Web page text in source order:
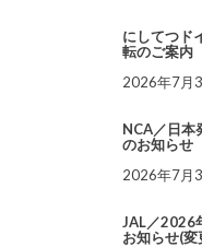
にしてつド
転のご案内
2026年7月
NCA／日本
のお知らせ
2026年7月
JAL／2026
お知らせ(変